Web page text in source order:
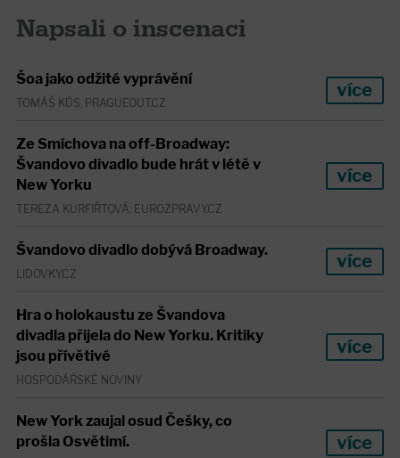
Napsali o inscenaci
Šoa jako odžité vyprávění
TOMÁŠ KŮS, PRAGUEOUT.CZ
více
Ze Smíchova na off-Broadway:
Švandovo divadlo bude hrát v létě v
New Yorku
TEREZA KURFIŘTOVÁ, EUROZPRAVY.CZ
více
Švandovo divadlo dobývá Broadway.
LIDOVKY.CZ
více
Hra o holokaustu ze Švandova
divadla přijela do New Yorku. Kritiky
jsou přívětivé
HOSPODÁŘSKÉ NOVINY
více
New York zaujal osud Češky, co
prošla Osvětimí.
více